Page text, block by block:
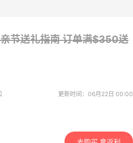
节送礼指南订单满$350送
更新时间：06月22日 00:00